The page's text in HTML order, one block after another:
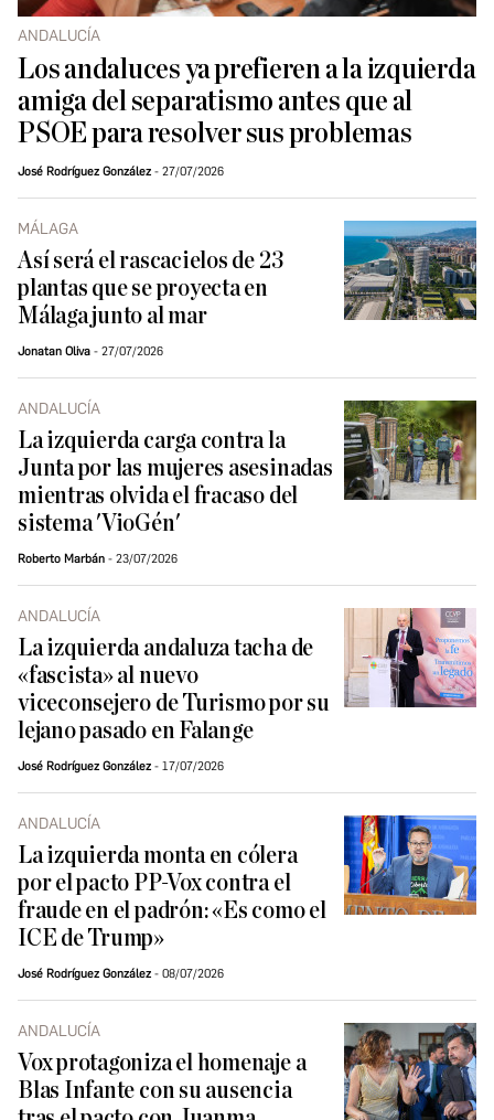
ANDALUCÍA
Los andaluces ya prefieren a la izquierda
amiga del separatismo antes que al
PSOE para resolver sus problemas
José Rodríguez González 27/07/2026
MÁLAGA
Así será el rascacielos de 23
plantas que se proyecta en
Málaga junto al mar
Jonatan Oliva 27/07/2026
ANDALUCÍA
La izquierda carga contra la
Junta por las mujeres asesinadas
mientras olvida el fracaso del
sistema 'VioGén'
Roberto Marbán 23/07/2026
ANDALUCÍA
La izquierda andaluza tacha de
«fascista» al nuevo
viceconsejero de Turismo por su
lejano pasado en Falange
José Rodríguez González 17/07/2026
ANDALUCÍA
La izquierda monta en cólera
por el pacto PP-Vox contra el
fraude en el padrón: «Es como el
ICE de Trump»
José Rodríguez González 08/07/2026
ANDALUCÍA
Vox protagoniza el homenaje a
Blas Infante con su ausencia